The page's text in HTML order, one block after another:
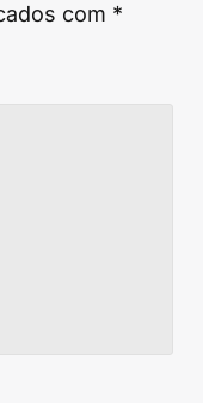
com *